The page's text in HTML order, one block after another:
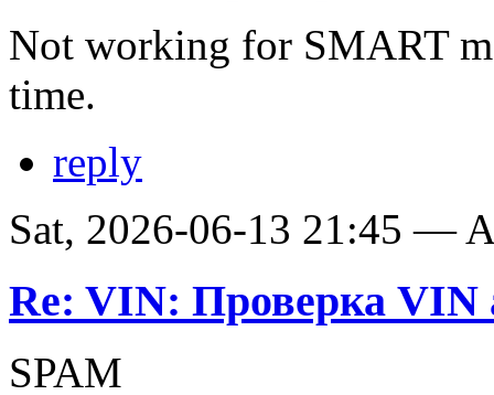
Not working for SMART
time.
reply
Sat, 2026-06-13 21:45 —
Re: VIN: Проверка VIN
SPAM